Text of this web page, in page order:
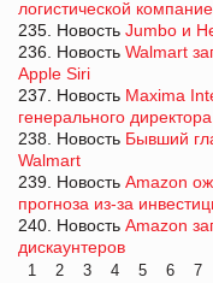
логистической
235. Новость Jumbo и
236. Новость Walmart
Apple Siri
237. Новость Maxima
генерального директора
238. Новость Бывший
Walmart
239. Новость Amazon
прогноза из-за
240. Новость Amazon
дискаунтеров
1 2 3 4 5 6 7